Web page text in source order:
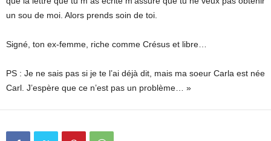
un sou de moi. Alors prends soin de toi.
Signé, ton ex-femme, riche comme Crésus et libre…
PS : Je ne sais pas si je te l’ai déjà dit, mais ma soeur Carla est née
Carl. J’espère que ce n’est pas un problème… »